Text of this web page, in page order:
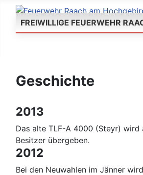
FREIWILLIGE FEUERWEHR
Geschichte
2013
Das alte TLF-A 4000 (Steyr) wird
Besitzer übergeben.
2012
Bei den Neuwahlen im Jänner